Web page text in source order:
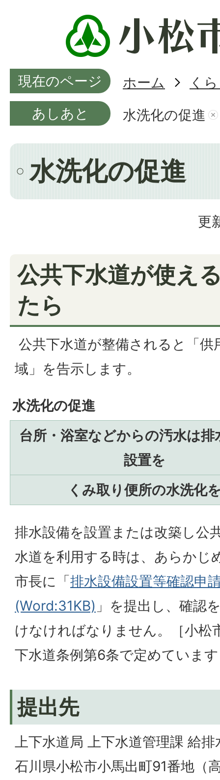
現在のページ ホーム
く
あしあと
水洗化の促進
水洗化の促進
更
公共下水道が使え
たら
公共下水道が整備されると「供
域」を告示します。
水洗化の促進
台所・浴室などからの汚水は排
設置を
くみ取り便所の水洗化
排水設備を設置または改築し公
水道を利用する時は、あらかじ
市長に「排水設備設置等確認申
(Word:31KB) 」を提出し、確認
けなければなりません。［小松
下水道条例第6条で定めていま
提出先
上下水道局 上下水道管理課 給
石川県小松市小馬出町91番地（